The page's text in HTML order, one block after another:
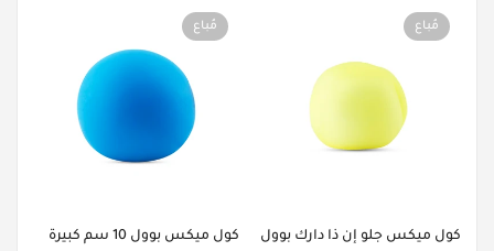
مُباع
كول ميكس جلو إن ذا دارك بوول
مُباع
كول ميكس بوول 10 سم كبيرة